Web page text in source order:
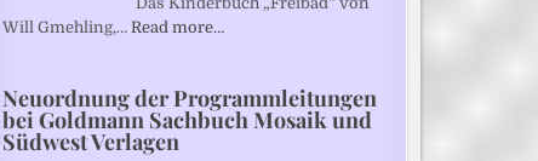
Will Gmehling,… Read more…
Neuordnung der Programmleitungen
bei Goldmann Sachbuch Mosaik und
Südwest Verlagen